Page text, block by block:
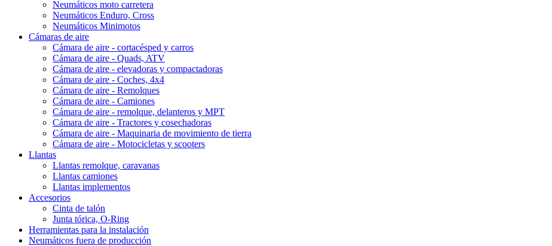
Neumáticos moto carretera
Neumáticos Enduro, Cross
Neumáticos Minimotos
Cámaras de aire
Cámara de aire - cortacésped y carros
Cámara de aire - Quads, ATV
Cámara de aire - elevadoras y compactadoras
Cámara de aire - Coches, 4x4
Cámara de aire - Remolques
Cámara de aire - Camiones
Cámara de aire - remolque, delanteros y MPT
Cámara de aire - Tractores y cosechadoras
Cámara de aire - Maquinaria de movimiento de tierra
Cámara de aire - Motocicletas y scooters
Llantas
Llantas remolque, caravanas
Llantas camiones
Llantas implementos
Accesorios
Cinta de talón
Junta tórica, O-Ring
Herramientas para la instalación
Neumáticos fuera de producción